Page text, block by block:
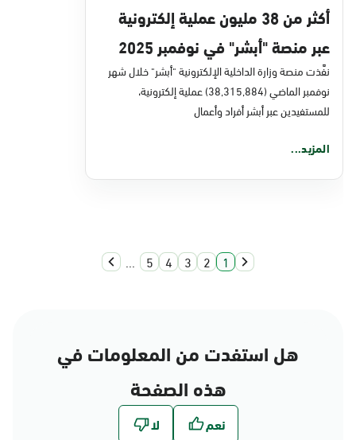
أكثر من 38 مليون عملية إلكترونية
عبر منصة "أبشر" في نوفمبر 2025
نفَّذت منصة وزارة الداخلية الإلكترونية "أبشر" خلال شهر
نوفمبر الماضي (38,315,884) عملية إلكترونية،
للمستفيدين عبر أبشر أفراد وأعمال
المزيد...
1
2
3
4
5
...
هل استفدت من المعلومات في
هذه الصفحة